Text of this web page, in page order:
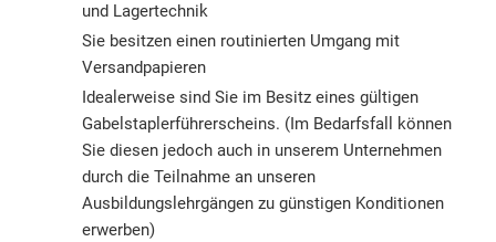
und Lagertechnik
Sie besitzen einen routinierten Umgang mit
Versandpapieren
Idealerweise sind Sie im Besitz eines gültigen
Gabelstaplerführerscheins. (Im Bedarfsfall können
Sie diesen jedoch auch in unserem Unternehmen
durch die Teilnahme an unseren
Ausbildungslehrgängen zu günstigen Konditionen
erwerben)